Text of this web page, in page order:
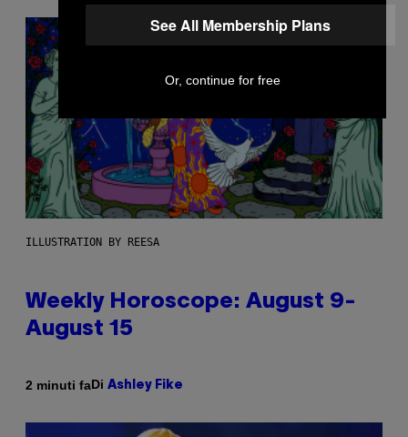
ILLUSTRATION BY REESA
Weekly Horoscope: August 9-
August 15
2 minuti faDi Ashley Fike
See All Membership Plans
Or, continue for free